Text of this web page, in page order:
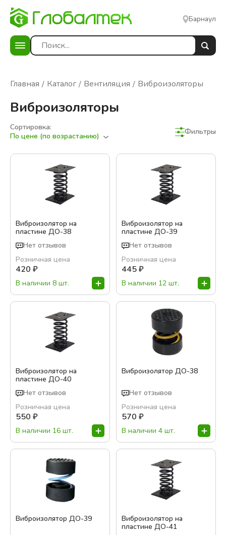
Барнаул
Главная Каталог Вентиляция Виброизоляторы
Виброизоляторы
Сортировка:
По цене (по возрастанию)
Фильтры
Виброизолятор на
пластине ДО-38
Нет отзывов
Розничная цена
420 ₽
В наличии 8 шт.
Виброизолятор на
пластине ДО-39
Нет отзывов
Розничная цена
445₽
В наличии 12 шт.
Виброизолятор на
пластине ДО-40
Нет отзывов
Розничная цена
550 ₽
В наличии 16 шт.
Виброизолятор ДО-38
Нет отзывов
Розничная цена
570 ₽
В наличии 4 шт.
Виброизолятор ДО-39
Виброизолятор на
пластине ДО-41